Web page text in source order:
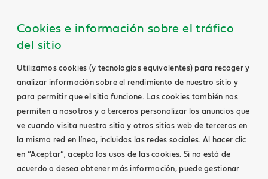
Cookies e información sobre el tráfico
del sitio
Utilizamos cookies (y tecnologías equivalentes) para recoger y
analizar información sobre el rendimiento de nuestro sitio y
para permitir que el sitio funcione. Las cookies también nos
permiten a nosotros y a terceros personalizar los anuncios que
ve cuando visita nuestro sitio y otros sitios web de terceros en
la misma red en línea, incluidas las redes sociales. Al hacer clic
en “Aceptar”, acepta los usos de las cookies. Si no está de
acuerdo o desea obtener más información, puede gestionar